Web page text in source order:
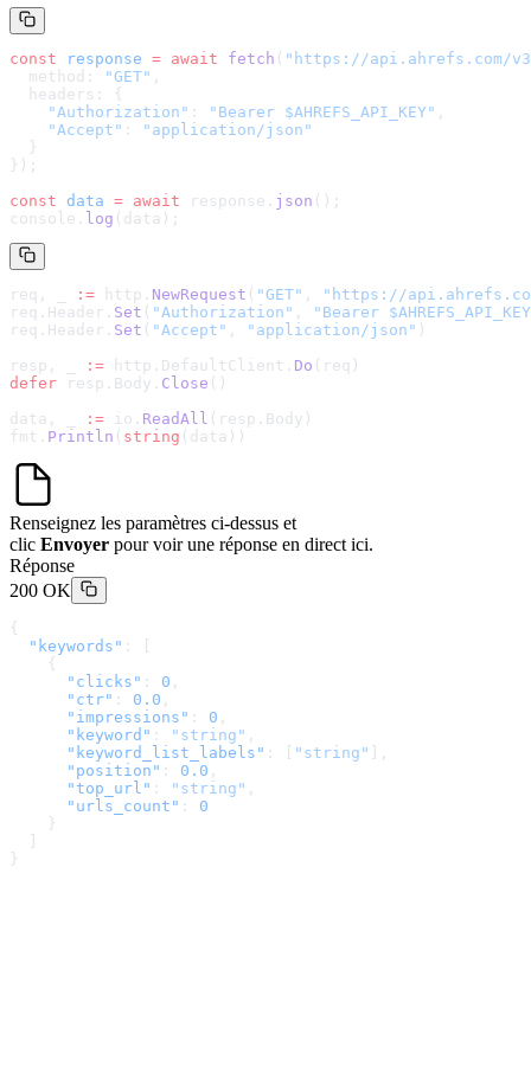
const response = await fetch ( " https://api.ahrefs.com/
  method:
"GET" ,
  headers: {
    "Authorization"
: "Bearer $AHREFS_API_KEY" ,
    "Accept"
:
"application/json"
  }
});
const data = await response. json ();
console. log (data);
req, _ := http. NewRequest ( "GET" , " https://
req.Header. Set ( "Authorization" ,
"Bearer
req.Header. Set ( "Accept" , "application/json" )
resp, _
:= http.DefaultClient. Do (req)
defer resp.Body. Close ()
data, _
:= io. ReadAll (resp.Body)
fmt. Println ( string (data))
Renseignez les paramètres ci-dessus et
clic Envoyer pour voir une réponse en direct ici.
Réponse
200 OK
{
  "keywords"
: [
    {
      "clicks"
: 0 ,
      "ctr"
: 0.0 ,
      "impressions"
: 0 ,
      "keyword"
: "string" ,
      "keyword_list_labels"
: [ "string"
],
      "position"
: 0.0 ,
      "top_url"
: "string" ,
      "urls_count"
: 0
    }
}